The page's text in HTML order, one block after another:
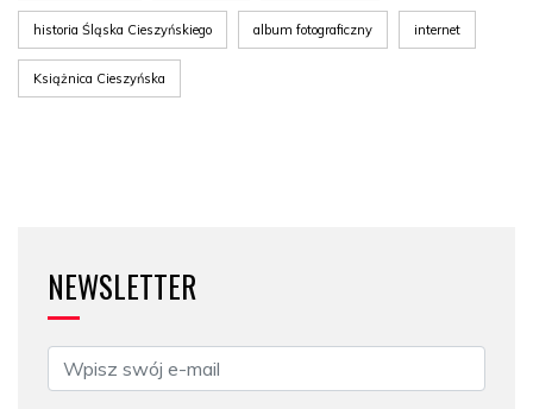
historia Śląska Cieszyńskiego album fotograficzny internet
Książnica Cieszyńska
NEWSLETTER